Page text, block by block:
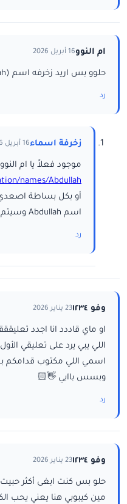
ام النوو16 أبريل 2026
حلوو بس اريد زخرفه اسم (Abdullah) احلى بعد
رد
زخرفة اسماء16 أبريل 2026
موجود فعلاً يا ام النوو
names/Abdullah/
أو بكل بساطة اصعدي
اسم Abdullah وسيتم زخرفته
رد
وفو ١٢٣٤ 23 يناير 2026
او ماي قاددد انا اجدد
اللي يبي يرد على تعليقي
اسمي اللي مكتوب قدامكم
وبسس باايي 👋🏻
رد
وفو ١٢٣٤ 23 يناير 2026
حلو بس كنت ابغى أكثر
مين كيبوبي هنا يعني يحب